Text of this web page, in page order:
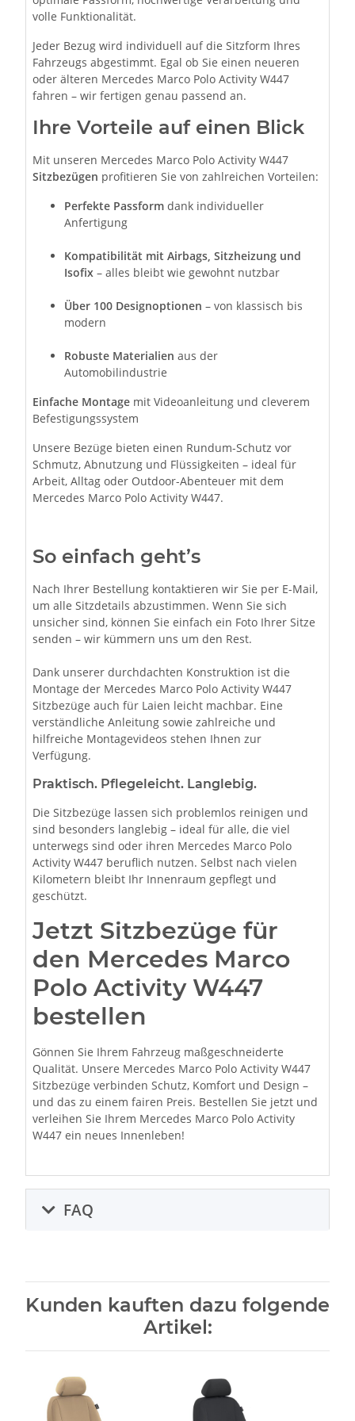
volle Funktionalität.
Jeder Bezug wird individuell auf die Sitzform Ihres
Fahrzeugs abgestimmt. Egal ob Sie einen neueren
oder älteren Mercedes Marco Polo Activity W447
fahren – wir fertigen genau passend an.
Ihre Vorteile auf einen Blick
Mit unseren Mercedes Marco Polo Activity W447
Sitzbezügen profitieren Sie von zahlreichen Vorteilen:
Perfekte Passform dank individueller
Anfertigung
Kompatibilität mit Airbags, Sitzheizung und
Isofix – alles bleibt wie gewohnt nutzbar
Über 100 Designoptionen – von klassisch bis
modern
Robuste Materialien aus der
Automobilindustrie
Einfache Montage mit Videoanleitung und cleverem
Befestigungssystem
Unsere Bezüge bieten einen Rundum-Schutz vor
Schmutz, Abnutzung und Flüssigkeiten – ideal für
Arbeit, Alltag oder Outdoor-Abenteuer mit dem
Mercedes Marco Polo Activity W447.
So einfach geht’s
Nach Ihrer Bestellung kontaktieren wir Sie per E-Mail,
um alle Sitzdetails abzustimmen. Wenn Sie sich
unsicher sind, können Sie einfach ein Foto Ihrer Sitze
senden – wir kümmern uns um den Rest.
Dank unserer durchdachten Konstruktion ist die
Montage der Mercedes Marco Polo Activity W447
Sitzbezüge auch für Laien leicht machbar. Eine
verständliche Anleitung sowie zahlreiche und
hilfreiche Montagevideos stehen Ihnen zur
Verfügung.
Praktisch. Pflegeleicht. Langlebig.
Die Sitzbezüge lassen sich problemlos reinigen und
sind besonders langlebig – ideal für alle, die viel
unterwegs sind oder ihren Mercedes Marco Polo
Activity W447 beruflich nutzen. Selbst nach vielen
Kilometern bleibt Ihr Innenraum gepflegt und
geschützt.
Jetzt Sitzbezüge für
den Mercedes Marco
Polo Activity W447
bestellen
Gönnen Sie Ihrem Fahrzeug maßgeschneiderte
Qualität. Unsere Mercedes Marco Polo Activity W447
Sitzbezüge verbinden Schutz, Komfort und Design –
und das zu einem fairen Preis. Bestellen Sie jetzt und
verleihen Sie Ihrem Mercedes Marco Polo Activity
W447 ein neues Innenleben!
FAQ
Kunden kauften dazu folgende
Artikel: